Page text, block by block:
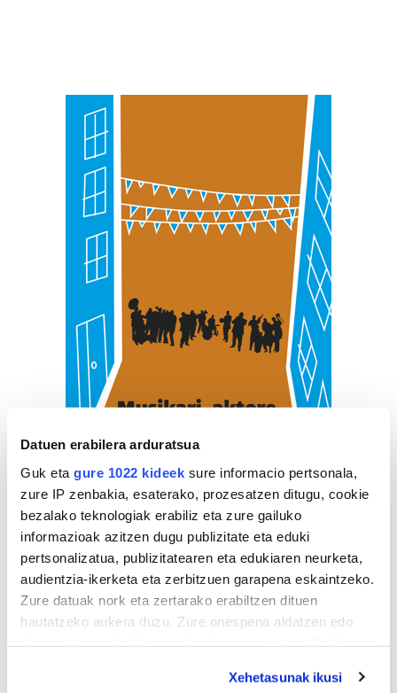
Datuen erabilera arduratsua
Guk eta gure 1022 kideek sure informacio pertsonala,
zure IP zenbakia, esaterako, prozesatzen ditugu, cookie
bezalako teknologiak erabiliz eta zure gailuko
informazioak azitzen dugu publizitate eta eduki
pertsonalizatua, publizitatearen eta edukiaren neurketa,
audientzia-ikerketa eta zerbitzuen garapena eskaintzeko.
Zure datuak nork eta zertarako erabiltzen dituen
hautatzeko aukera duzu. Zure onespena aldatzen edo
Xehetasunak ikusi
ZERBITZU GIDA